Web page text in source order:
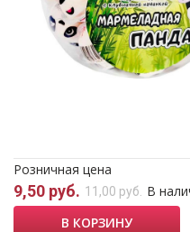
Розничная цена
9,50 руб. 11,00 руб.
В
В КОРЗИНУ